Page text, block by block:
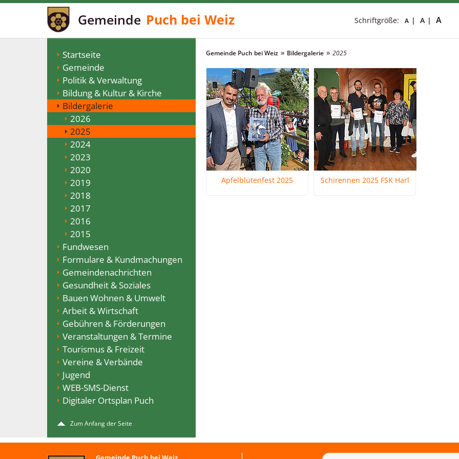
Gemeinde Puch bei Weiz Schriftgröße: A A A
Startseite
Gemeinde
Politik & Verwaltung
Bildung & Kultur & Kirche
Bildergalerie
2026
2025
2024
2023
2020
2019
2018
2017
2016
2015
Fundwesen
Formulare & Kundmachungen
Gemeindenachrichten
Gesundheit & Soziales
Bauen Wohnen & Umwelt
Arbeit & Wirtschaft
Gebühren & Förderungen
Veranstaltungen & Termine
Tourismus & Freizeit
Vereine & Verbände
Jugend
WEB-SMS-Dienst
Digitaler Ortsplan Puch
Zum Anfang der Seite
Gemeinde Puch bei Weiz Bildergalerie 2025
Apfelblütenfest 2025 Schirennen 2025 FSK Harl